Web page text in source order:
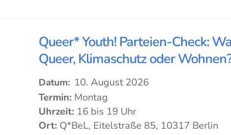
Queer* Youth! Parteien-Check:
Queer, Klimaschutz oder
Datum: 10. August 2026
Termin: Montag
Uhrzeit: 16 bis 19 Uhr
Ort: Q*BeL, Eitelstraße 85, 10317 Berlin